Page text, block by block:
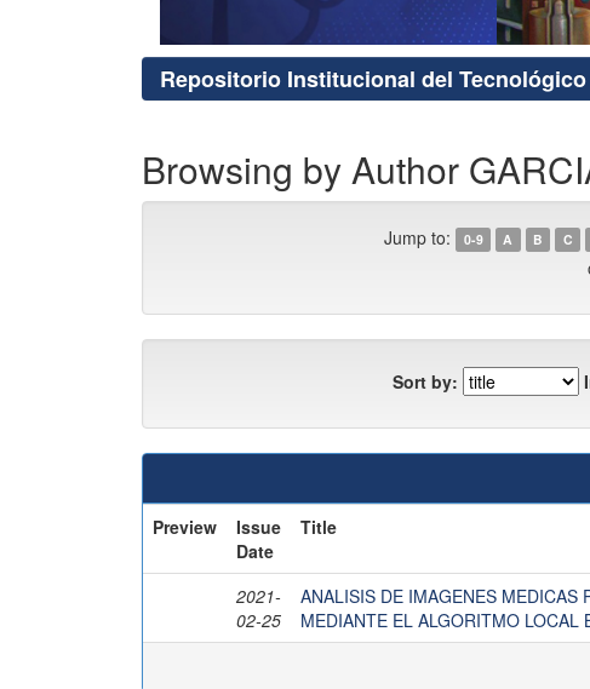
Repositorio Institucional del
Browsing by Author
Jump to: 0-9 A B C
Sort by:
Preview
Issue
Date
Title
2021-
02-25
ANALISIS DE IMAGENES MEDICAS
MEDIANTE EL ALGORITMO LOCAL